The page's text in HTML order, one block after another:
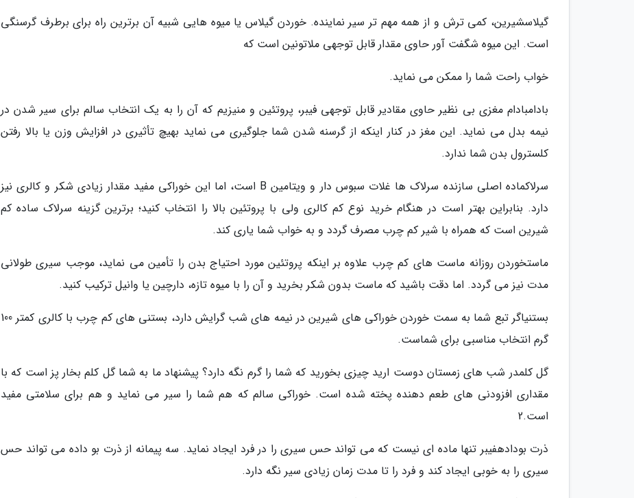
گیلاسشیرین، کمی ترش و از همه مهم تر سیر نماینده. خوردن گیلاس یا میوه هایی شبیه آن برترین راه برای برطرف گرسنگی
است. این میوه شگفت آور حاوی مقدار قابل توجهی ملاتونین است که
خواب راحت شما را ممکن می نماید.
بادامبادام مغزی بی نظیر حاوی مقادیر قابل توجهی فیبر، پروتئین و منیزیم که آن را به یک انتخاب سالم برای سیر شدن در
نیمه بدل می نماید. این مغز در کنار اینکه از گرسنه شدن شما جلوگیری می نماید بهیچ تأثیری در افزایش وزن یا بالا رفتن
کلسترول بدن شما ندارد.
سرلاکماده اصلی سازنده سرلاک ها غلات سبوس دار و ویتامین B است، اما این خوراکی مفید مقدار زیادی شکر و کالری نیز
دارد. بنابراین بهتر است در هنگام خرید نوع کم کالری ولی با پروتئین بالا را انتخاب کنید؛ برترین گزینه سرلاک ساده کم
شیرین است که همراه با شیر کم چرب مصرف گردد و به خواب شما یاری کند.
ماستخوردن روزانه ماست های کم چرب علاوه بر اینکه پروتئین مورد احتیاج بدن را تأمین می نماید، موجب سیری طولانی
مدت نیز می گردد. اما دقت باشید که ماست بدون شکر بخرید و آن را با میوه تازه، دارچین یا وانیل ترکیب کنید.
بستنیاگر تبع شما به سمت خوردن خوراکی های شیرین در نیمه های شب گرایش دارد، بستنی های کم چرب با کالری کمتر 100
گرم انتخاب مناسبی برای شماست.
گل کلمدر شب های زمستان دوست ارید چیزی بخورید که شما را گرم نگه دارد؟ پیشنهاد ما به شما گل کلم بخار پز است که با
مقداری افزودنی های طعم دهنده پخته شده است. خوراکی سالم که هم شما را سیر می نماید و هم برای سلامتی مفید
است.2
ذرت بودادهفیبر تنها ماده ای نیست که می تواند حس سیری را در فرد ایجاد نماید. سه پیمانه از ذرت بو داده می تواند حس
سیری را به خوبی ایجاد کند و فرد را تا مدت زمان زیادی سیر نگه دارد.